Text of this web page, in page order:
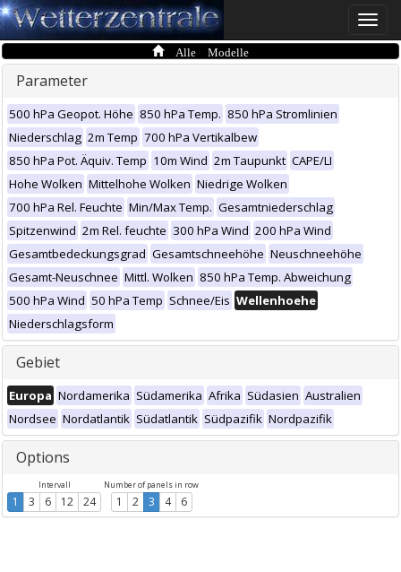
Toggle
Alle Modelle
Parameter
500 hPa Geopot. Höhe 850 hPa Temp. 850 hPa Stromlinien
Niederschlag 2m Temp 700 hPa Vertikalbew
850 hPa Pot. Äquiv. Temp 10m Wind 2m Taupunkt CAPE/LI
Hohe Wolken Mittelhohe Wolken Niedrige Wolken
700 hPa Rel. Feuchte Min/Max Temp. Gesamtniederschlag
Spitzenwind 2m Rel. feuchte 300 hPa Wind 200 hPa Wind
Gesamtbedeckungsgrad Gesamtschneehöhe Neuschneehöhe
Gesamt-Neuschnee Mittl. Wolken 850 hPa Temp. Abweichung
500 hPa Wind 50 hPa Temp Schnee/Eis Wellenhoehe
Niederschlagsform
Gebiet
Europa Nordamerika Südamerika Afrika Südasien Australien
Nordsee Nordatlantik Südatlantik Südpazifik Nordpazifik
Options
Intervall
1 3 6 12 24
Number of panels in row
1 2 3 4 6